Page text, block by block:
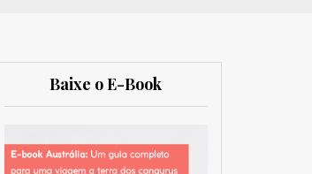
Baixe o E-Book